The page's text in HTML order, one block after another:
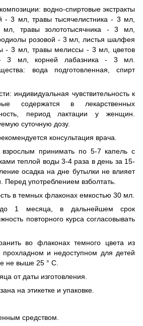
водно-спиртовые экстракты
- 3 мл, травы тысячелистника - 3 мл,
травы золототысячника - 3 мл,
розовой - 3 мл, листья шалфея
- 3 мл, травы мелиссы - 3 мл, цветов
- 3 мл, корней лабазника - 3 мл.
вода подготовленная, спирт
индивидуальная чувствительность к
содержатся в лекарственных
период лактации у женщин.
суточную дозу.
консультация врача.
взрослым принимать по 5-7 капель с
теплой воды 3-4 раза в день за 15-
осадка на дне бутылки не влияет
Перед употреблением взболтать.
в темных флаконах емкостью 30 мл.
1 месяца, в дальнейшем срок
повторного курса согласовывать
во флаконах темного цвета из
прохладном и недоступном для детей
не выше 25 ° С.
от даты изготовления.
на этикетке и упаковке.
средством.